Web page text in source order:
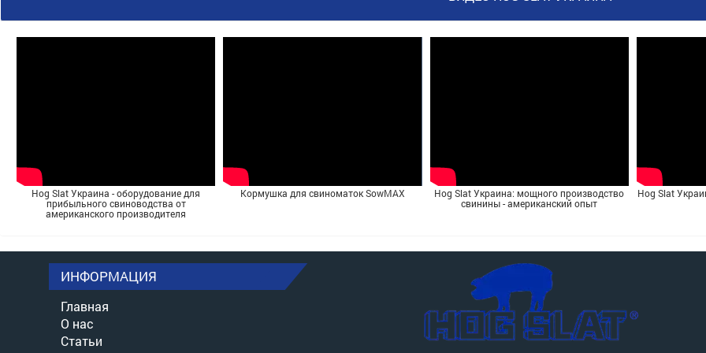
Hog Slat Украина - оборудование для
прибыльного свиноводства от
американского производителя
Кормушка для свиноматок SowMAX
Hog Slat Украина: мощного производство
свинины - американский опыт
Hog Slat
ИНФОРМАЦИЯ
Главная
О нас
Статьи